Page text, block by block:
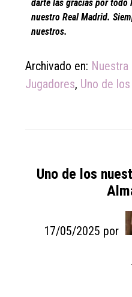
darte las gracias por todo
nuestro Real Madrid.
nuestros.
Archivado en:
Jugadores, Uno de
Uno de los
17/05/2025 por